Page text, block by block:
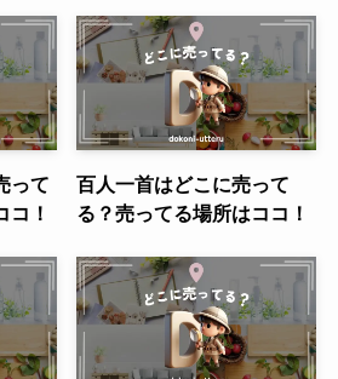
って
コ！
百人一首はどこに売って
る？売ってる場所はココ！